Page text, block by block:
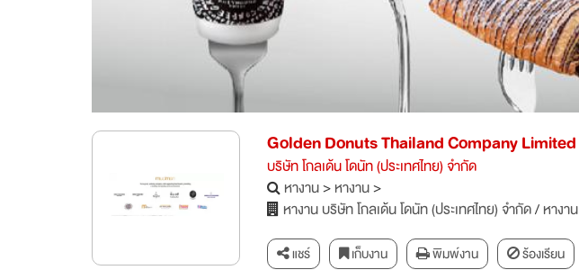
Golden Donuts Thailand Company Limited
บริษัท โกลเด้น โดนัท (ประเทศไทย) จำกัด
หางาน>หางาน>
หางาน บริษัท โกลเด้น โดนัท (ประเทศไทย) จำกัด/หางาน
แชร์ เก็บงาน พิมพ์งาน ร้องเรียน